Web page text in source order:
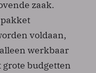
zaak.
voldaan,
werkbaar
budgetten